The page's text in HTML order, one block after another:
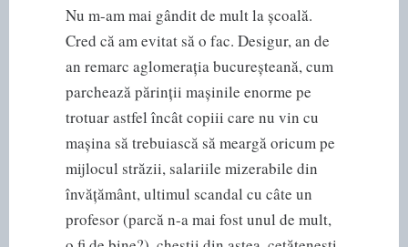
Nu m-am mai gândit de mult la școală.
Cred că am evitat să o fac. Desigur, an de
an remarc aglomerația bucureșteană, cum
parchează părinții mașinile enorme pe
trotuar astfel încât copiii care nu vin cu
mașina să trebuiască să meargă oricum pe
mijlocul străzii, salariile mizerabile din
învățământ, ultimul scandal cu câte un
profesor (parcă n-a mai fost unul de mult,